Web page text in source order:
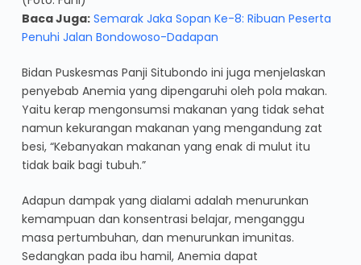
Baca Juga: Semarak Jaka Sopan Ke-8: Ribuan Peserta
Penuhi Jalan Bondowoso-Dadapan
Bidan Puskesmas Panji Situbondo ini juga menjelaskan
penyebab Anemia yang dipengaruhi oleh pola makan.
Yaitu kerap mengonsumsi makanan yang tidak sehat
namun kekurangan makanan yang mengandung zat
besi, “Kebanyakan makanan yang enak di mulut itu
tidak baik bagi tubuh.”
Adapun dampak yang dialami adalah menurunkan
kemampuan dan konsentrasi belajar, menganggu
masa pertumbuhan, dan menurunkan imunitas.
Sedangkan pada ibu hamil, Anemia dapat